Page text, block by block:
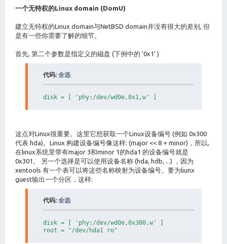
一个无特权的Linux domain (DomU)
建立无特权的Linux domain与NetBSD domain并没有很大的差别, 但
是有一些你需要了解的细节。
首先, 第二个参数是指定义的磁盘 (下例中的 '0x1' )
代码: 全选
这点对Linux很重要。这里它想获取一个Linux设备编号 (例如 0x300
代表 hda)。Linux 构建设备编号像这样: (major << 8 + minor)，所以,
在linux系统里带有major 3和minor 1的hda1 的设备编号就是
0x301。 另一个选择是可以使用设备名称 (hda, hdb, ...) ，因为
xentools 有一个表可以将这些名称映射为设备编号。要为liunx
guest输出一个分区，这样:
代码: 全选
disk = [ 'phy:/dev/wd0e,0x300,w' ]